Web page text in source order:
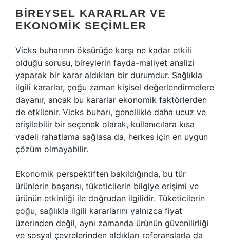
BIREYSEL KARARLAR VE
EKONOMIK SEÇIMLER
Vicks buharının öksürüğe karşı ne kadar etkili
olduğu sorusu, bireylerin fayda-maliyet analizi
yaparak bir karar aldıkları bir durumdur. Sağlıkla
ilgili kararlar, çoğu zaman kişisel değerlendirmelere
dayanır, ancak bu kararlar ekonomik faktörlerden
de etkilenir. Vicks buharı, genellikle daha ucuz ve
erişilebilir bir seçenek olarak, kullanıcılara kısa
vadeli rahatlama sağlasa da, herkes için en uygun
çözüm olmayabilir.
Ekonomik perspektiften bakıldığında, bu tür
ürünlerin başarısı, tüketicilerin bilgiye erişimi ve
ürünün etkinliği ile doğrudan ilgilidir. Tüketicilerin
çoğu, sağlıkla ilgili kararlarını yalnızca fiyat
üzerinden değil, aynı zamanda ürünün güvenilirliği
ve sosyal çevrelerinden aldıkları referanslarla da